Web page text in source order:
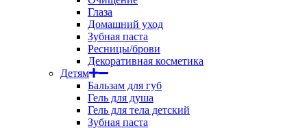
Глаза
Домашний уход
Зубная паста
Ресницы/брови
Декоративная косметика
Детям
Бальзам для губ
Гель для душа
Гель для тела детский
Зубная паста